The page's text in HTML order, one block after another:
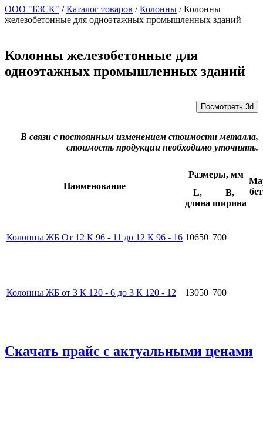
ООО "БЗСК" /Каталог товаров /Колонны /Колонны
железобетонные для одноэтажных промышленных зданий
Колонны железобетонные для
одноэтажных промышленных зданий
Посмотреть 3d
В связи с постоянным изменением стоимости металла,
стоимость продукции необходимо уточнять.
Наименование
Размеры, мм
L,
длина
B,
ширина
Колонны ЖБ От 12 К 96 - 11 до 12 К 96 - 16 10650 700
Колонны ЖБ от 3 К 120 - 6 до 3 К 120 - 12 13050 700
Скачать прайс с актуальными ценами